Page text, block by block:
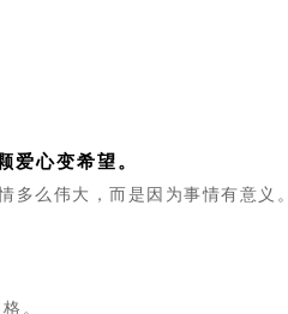
爱心变希望。
么伟大，而是因为事情有意义。
。